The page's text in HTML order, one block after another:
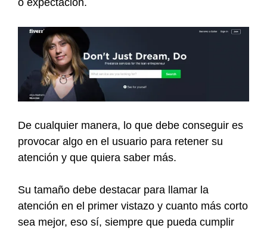
De cualquier manera, lo que debe conseguir es
provocar algo en el usuario para retener su
atención y que quiera saber más.
Su tamaño debe destacar para llamar la
atención en el primer vistazo y cuanto más corto
sea mejor, eso sí, siempre que pueda cumplir